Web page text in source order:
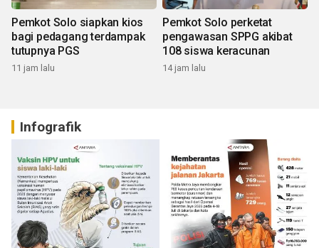
Pemkot Solo siapkan kios
bagi pedagang terdampak
tutupnya PGS
11 jam lalu
Pemkot Solo perketat
pengawasan SPPG akibat
108 siswa keracunan
14 jam lalu
Infografik